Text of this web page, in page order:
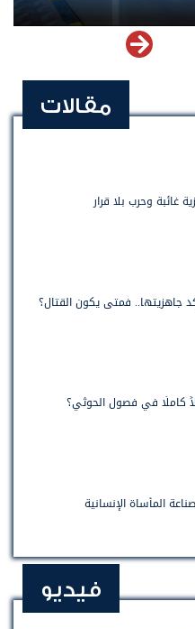
مقالات
غائبة وحرب بلا قرار
جاهزيتها.. فمتى يكون القتال؟
كاملًا في فصول الحوثي؟
المأساة الإنسانية
فيديو